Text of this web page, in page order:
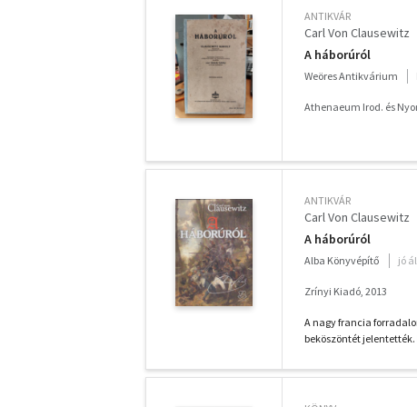
ANTIKVÁR
Carl Von Clausewitz
A háborúról
Weöres Antikvárium
Athenaeum Irod. és
ANTIKVÁR
Carl Von Clausewitz
A háborúról
Alba Könyvépítő jó
Zrínyi Kiadó, 2013
A nagy francia
beköszöntét